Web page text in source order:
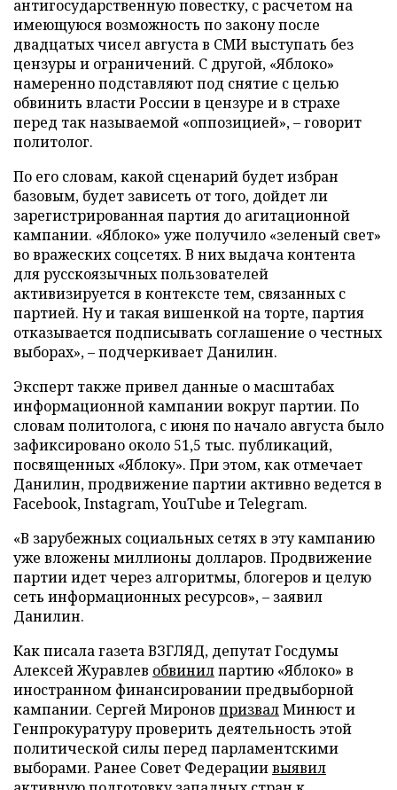
антигосударственную повестку, с расчетом на
имеющуюся возможность по закону после
двадцатых чисел августа в СМИ выступать без
цензуры и ограничений. С другой, «Яблоко»
намеренно подставляют под снятие с целью
обвинить власти России в цензуре и в страхе
перед так называемой «оппозицией», – говорит
политолог.
По его словам, какой сценарий будет избран
базовым, будет зависеть от того, дойдет ли
зарегистрированная партия до агитационной
кампании. «Яблоко» уже получило «зеленый свет»
во вражеских соцсетях. В них выдача контента
для русскоязычных пользователей
активизируется в контексте тем, связанных с
партией. Ну и такая вишенкой на торте, партия
отказывается подписывать соглашение о честных
выборах», – подчеркивает Данилин.
Эксперт также привел данные о масштабах
информационной кампании вокруг партии. По
словам политолога, с июня по начало августа было
зафиксировано около 51,5 тыс. публикаций,
посвященных «Яблоку». При этом, как отмечает
Данилин, продвижение партии активно ведется в
Facebook, Instagram, YouTube и Telegram.
«В зарубежных социальных сетях в эту кампанию
уже вложены миллионы долларов. Продвижение
партии идет через алгоритмы, блогеров и целую
сеть информационных ресурсов», – заявил
Данилин.
Как писала газета ВЗГЛЯД, депутат Госдумы
Алексей Журавлев обвинилпартию «Яблоко» в
иностранном финансировании предвыборной
кампании. Сергей Миронов призвалМинюст и
Генпрокуратуру проверить деятельность этой
политической силы перед парламентскими
выборами. Ранее Совет Федерациивыявил